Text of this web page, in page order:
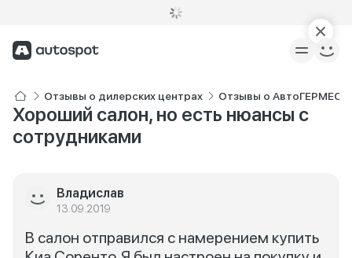
Отзывы о дилерских центрах Отзывы о АвтоГЕРМЕС
Хороший салон, но есть нюансы с
сотрудниками
Владислав
13.09.2019
В салон отправился с намерением купить